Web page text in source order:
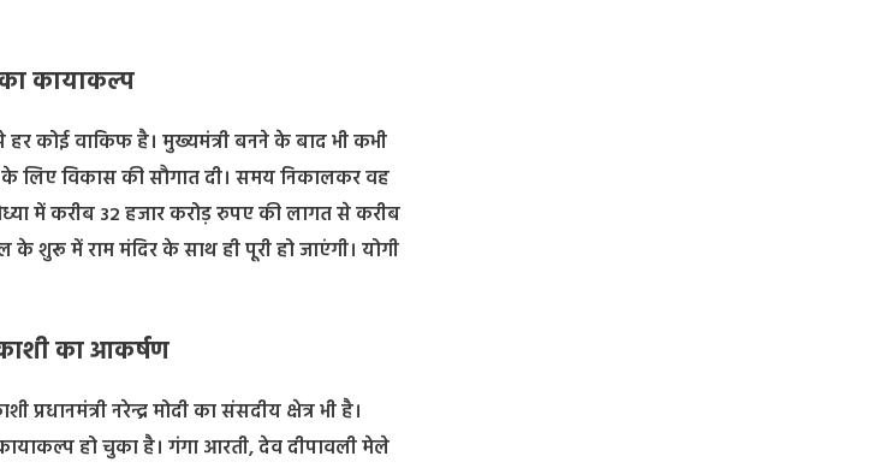
कायाकल्प
से हर कोई वाकिफ है। मुख्यमंत्री बनने के बाद भी कभी
के लिए विकास की सौगात दी। समय निकालकर वह
में करीब 32 हजार करोड़ रुपए की लागत से करीब
शुरू में राम मंदिर के साथ ही पूरी हो जाएंगी। योगी
का आकर्षण
नरेन्द्र मोदी का संसदीय क्षेत्र भी है।
हो चुका है। गंगा आरती, देव दीपावली मेले